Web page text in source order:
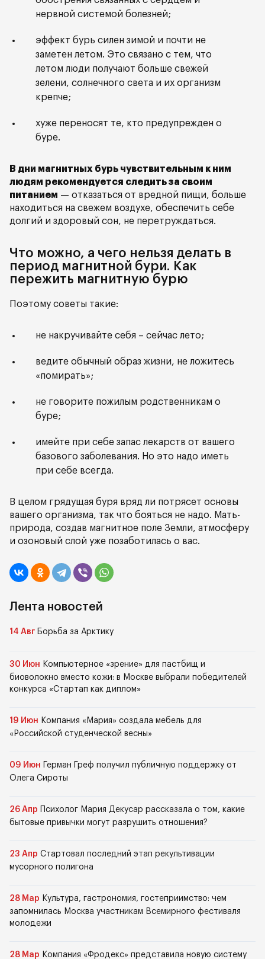
нервной системой болезней;
эффект бурь силен зимой и почти не
заметен летом. Это связано с тем, что
летом люди получают больше свежей
зелени, солнечного света и их организм
крепче;
хуже переносят те, кто предупрежден о
буре.
В дни магнитных бурь чувствительным к ним
людям рекомендуется следить за своим
питанием — отказаться от вредной пищи, больше
находиться на свежем воздухе, обеспечить себе
долгий и здоровый сон, не перетруждаться.
Что можно, а чего нельзя делать в
период магнитной бури. Как
пережить магнитную бурю
Поэтому советы такие:
не накручивайте себя – сейчас лето;
ведите обычный образ жизни, не ложитесь
«помирать»;
не говорите пожилым родственникам о
буре;
имейте при себе запас лекарств от вашего
базового заболевания. Но это надо иметь
при себе всегда.
В целом грядущая буря вряд ли потрясет основы
вашего организма, так что бояться не надо. Мать-
природа, создав магнитное поле Земли, атмосферу
и озоновый слой уже позаботилась о вас.
Лента новостей
14 Авг Борьба за Арктику
30 Июн Компьютерное «зрение» для пастбищ и
биоволокно вместо кожи: в Москве выбрали победителей
конкурса «Стартап как диплом»
19 Июн Компания «Мария» создала мебель для
«Российской студенческой весны»
09 Июн
Герман Греф получил публичную поддержку от
Олега Сироты
26 Апр
Психолог Мария Декусар рассказала о том, какие
бытовые привычки могут разрушить отношения?
23 Апр Стартовал последний этап рекультивации
мусорного полигона
28 Мар Культура, гастрономия, гостеприимство: чем
запомнилась Москва участникам Всемирного фестиваля
молодежи
28 Мар Компания «Фродекс» представила новую систему